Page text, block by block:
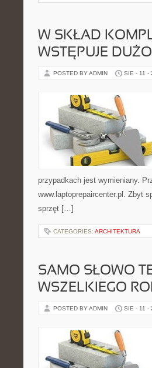
W SKŁAD
WSTĘPUJE
POSTED BY ADMIN SIE - 11 -
przypadkach jest wymieniany.
www.laptoprepaircenter.pl. Zbyt
sprzęt […]
CATEGORIES: ARCHITEKTURA
SAMO SŁOWO
WSZELKIEGO
POSTED BY ADMIN SIE - 11 -